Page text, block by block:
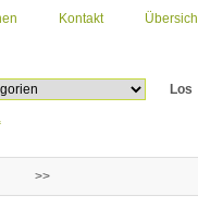
Kontakt
Los
>>